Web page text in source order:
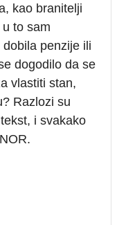
kao branitelji
to sam
penzije ili
dogodilo da se
vlastiti stan,
Razlozi su
i svakako